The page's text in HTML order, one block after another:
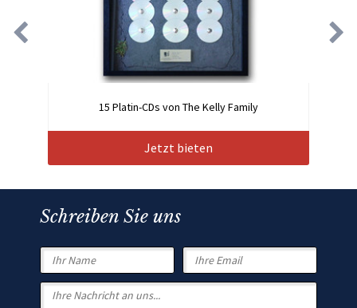
15 Platin-CDs von The Kelly Family
Jetzt bieten
Schreiben Sie uns